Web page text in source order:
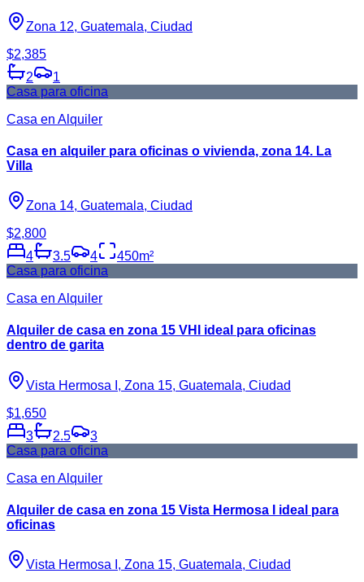
Zona 12, Guatemala, Ciudad
$2,385
2
1
Casa para oficina
Casa en Alquiler
Casa en alquiler para oficinas o vivienda, zona 14. La
Villa
Zona 14, Guatemala, Ciudad
$2,800
4
3.5 4 450m²
Casa para oficina
Casa en Alquiler
Alquiler de casa en zona 15 VHI ideal para oficinas
dentro de garita
Vista Hermosa I, Zona 15, Guatemala, Ciudad
$1,650
3
2.5
3
Casa para oficina
Casa en Alquiler
Alquiler de casa en zona 15 Vista Hermosa I ideal para
oficinas
Vista Hermosa I, Zona 15, Guatemala, Ciudad